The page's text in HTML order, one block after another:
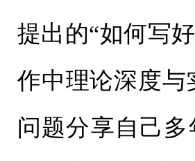
提出的“如何写
作中理论深度与
问题分享自己